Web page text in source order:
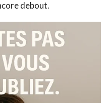
debout.